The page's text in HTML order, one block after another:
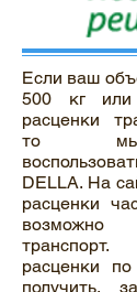
Если ваш
500 кг или
расценки
то мы
DELLA. На
расценки
возможно
расценки
получить,